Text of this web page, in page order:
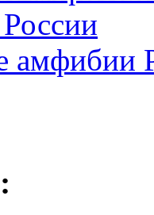
амфибии